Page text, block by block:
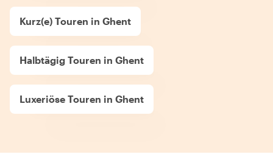
Kurz(e) Touren in Ghent
Halbtägig Touren in Ghent
Luxeriöse Touren in Ghent